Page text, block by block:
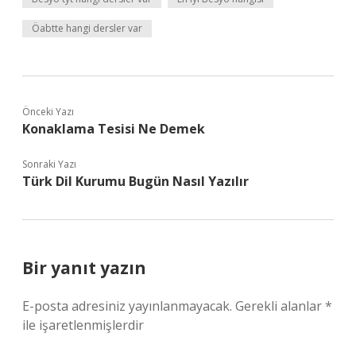
Öabtte hangi dersler var
Önceki Yazı
Konaklama Tesisi Ne Demek
Sonraki Yazı
Türk Dil Kurumu Bugün Nasıl Yazılır
Bir yanıt yazın
E-posta adresiniz yayınlanmayacak. Gerekli alanlar*
ile işaretlenmişlerdir